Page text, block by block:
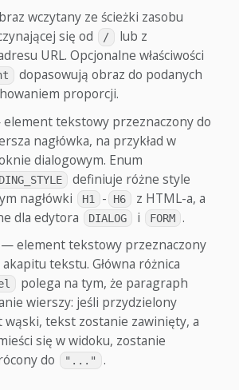
wczytany ze ścieżki zasobu
się od
/
lub z
URL. Opcjonalne właściwości
dopasowują obraz do podanych
proporcji.
tekstowy przeznaczony do
nagłówka, na przykład w
dialogowym. Enum
definiuje różne style
nagłówki
H1 - H6
z HTML-a, a
dla edytora
DIALOG i FORM .
— element tekstowy przeznaczony
tekstu. Główna różnica
polega na tym, że paragraph
wierszy: jeśli przydzielony
tekst zostanie zawinięty, a
się w widoku, zostanie
do
"..." .